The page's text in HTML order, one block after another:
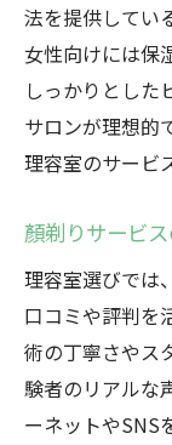
法を提供してい
女性向けには保
しっかりとした
サロンが理想的
理容室のサービ
顏剃りサービ
理容室選びでは
口コミや評判を
術の丁寧さやス
験者のリアルな
ーネットやSNS